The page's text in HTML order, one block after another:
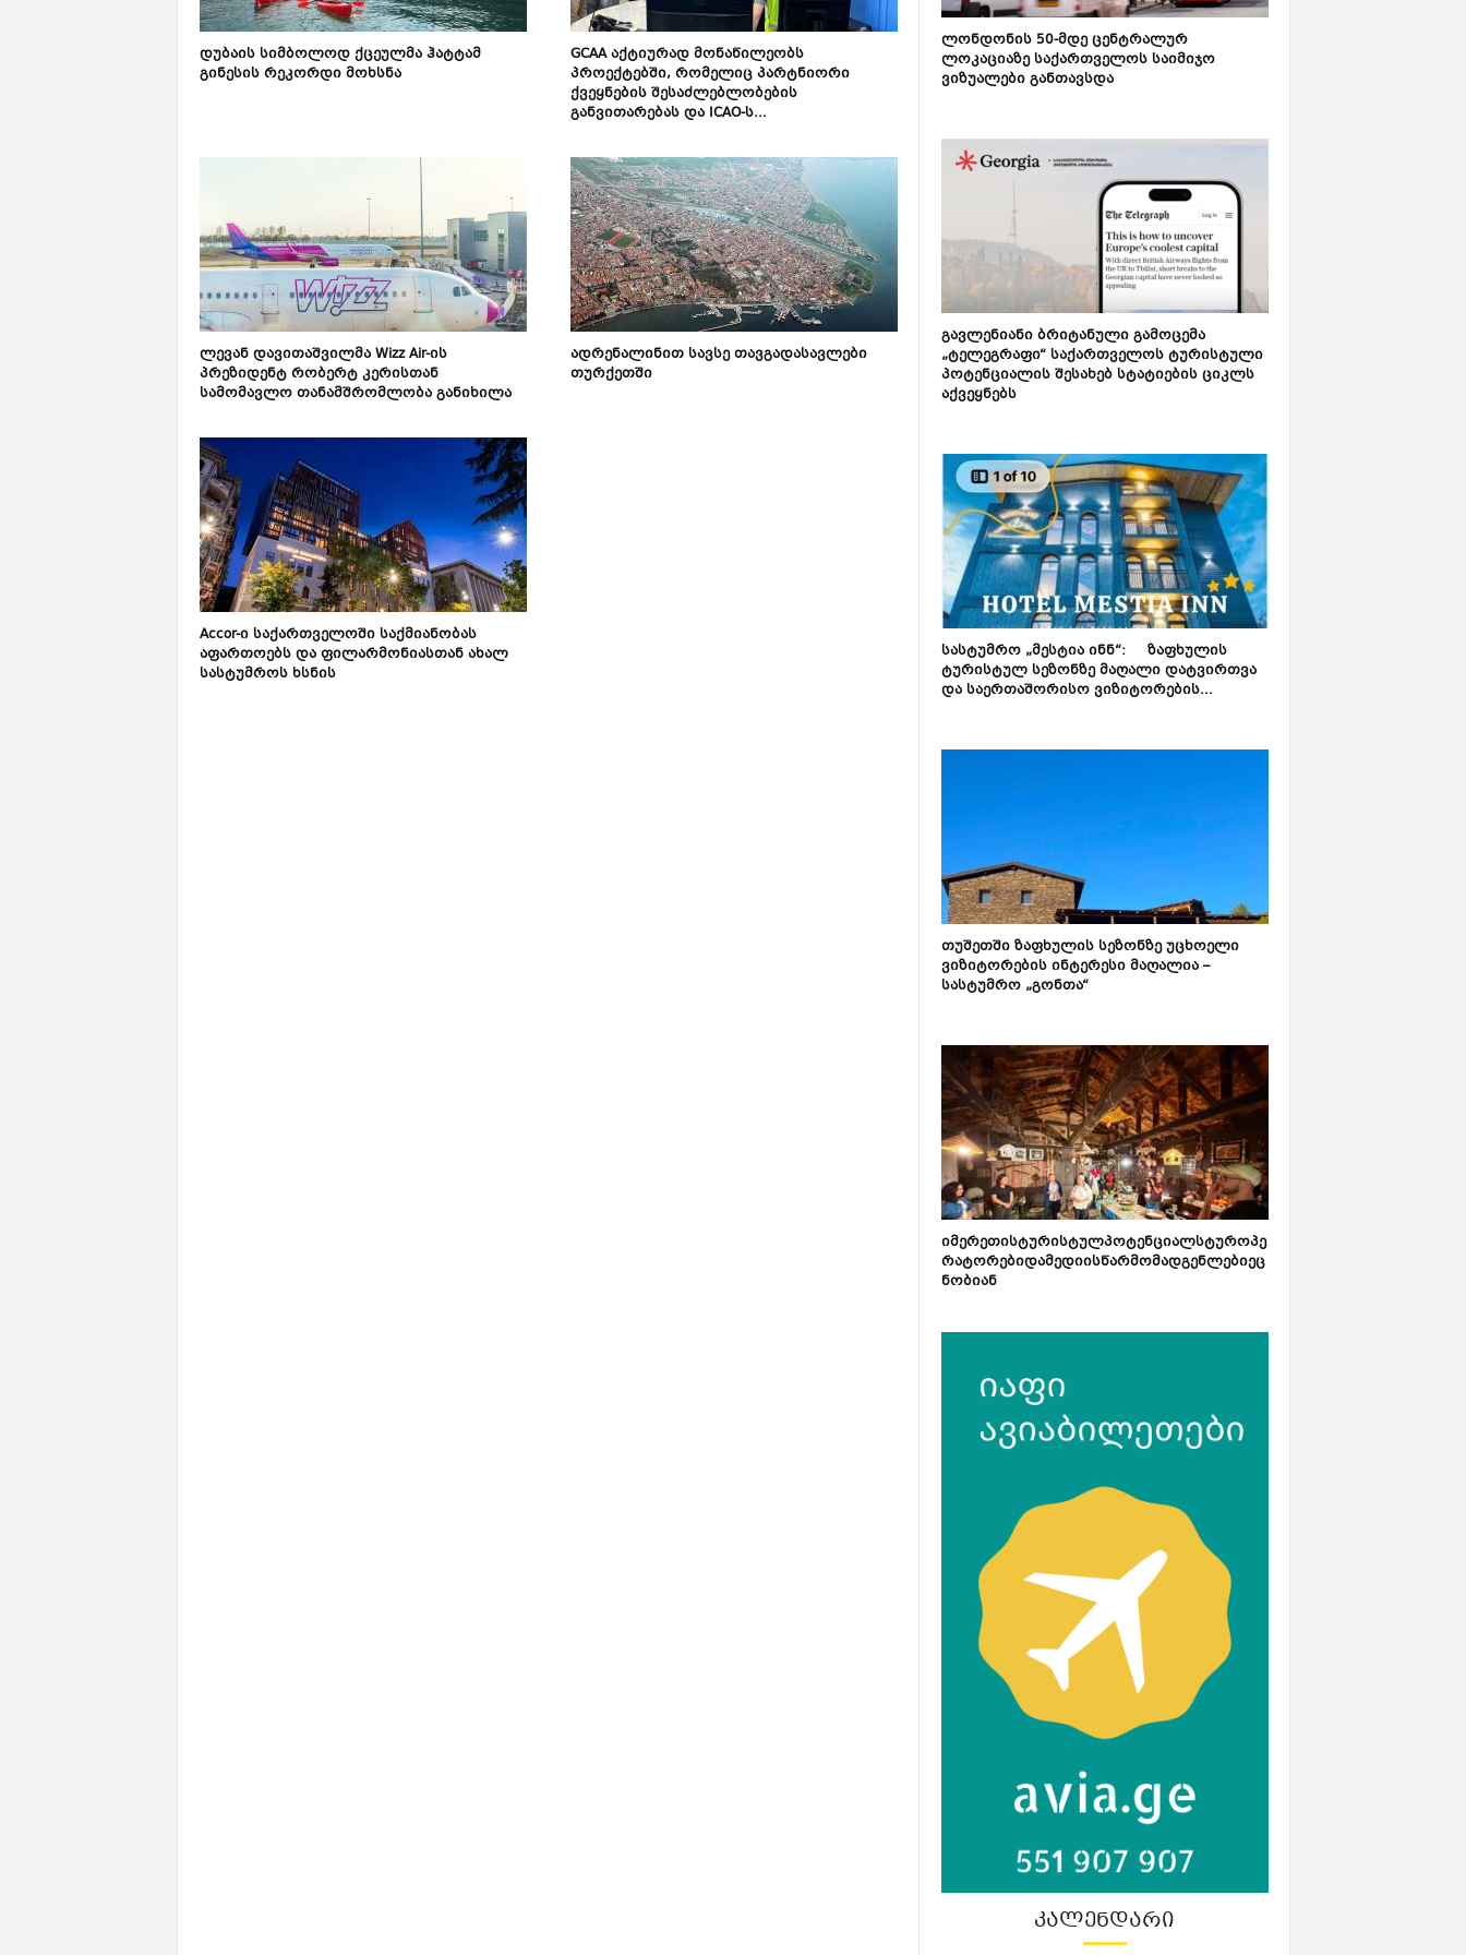
დუბაის სიმბოლოდ ქცეულმა ჰატტამ
გინესის რეკორდი მოხსნა
GCAA აქტიურად მონაწილეობს
პროექტებში, რომელიც პარტნიორი
ქვეყნების შესაძლებლობების
განვითარებას და ICAO-ს...
ლევან დავითაშვილმა Wizz Air-ის
პრეზიდენტ რობერტ კერისთან
სამომავლო თანამშრომლობა განიხილა
ადრენალინით სავსე თავგადასავლები
თურქეთში
Accor-ი საქართველოში საქმიანობას
აფართოებს და ფილარმონიასთან ახალ
სასტუმროს ხსნის
ლონდონის 50-მდე ცენტრალურ
ლოკაციაზე საქართველოს საიმიჯო
ვიზუალები განთავსდა
გავლენიანი ბრიტანული გამოცემა
„ტელეგრაფი“ საქართველოს ტურისტული
პოტენციალის შესახებ სტატიების ციკლს
აქვეყნებს
სასტუმრო „მესტია ინნ“: ზაფხულის
ტურისტულ სეზონზე მაღალი დატვირთვა
და საერთაშორისო ვიზიტორების...
თუშეთში ზაფხულის სეზონზე უცხოელი
ვიზიტორების ინტერესი მაღალია –
სასტუმრო „გონთა“
იმერეთისტურისტულპოტენციალსტუროპე
რატორებიდამედიისწარმომადგენლებიეც
ნობიან
ᲙᲐᲚᲔᲜᲓᲐᲠᲘ